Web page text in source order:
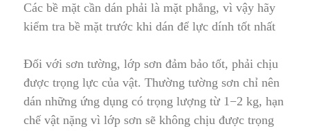
Các bề mặt cần dán phải là mặt phẳng, vì vậy hãy
kiểm tra bề mặt trước khi dán để lực dính tốt nhất
Đối với sơn tường, lớp sơn đảm bảo tốt, phải chịu
được trọng lực của vật. Thường tường sơn chỉ nên
dán những ứng dụng có trọng lượng từ 1−2 kg, hạn
chế vật nặng vì lớp sơn sẽ không chịu được trọng